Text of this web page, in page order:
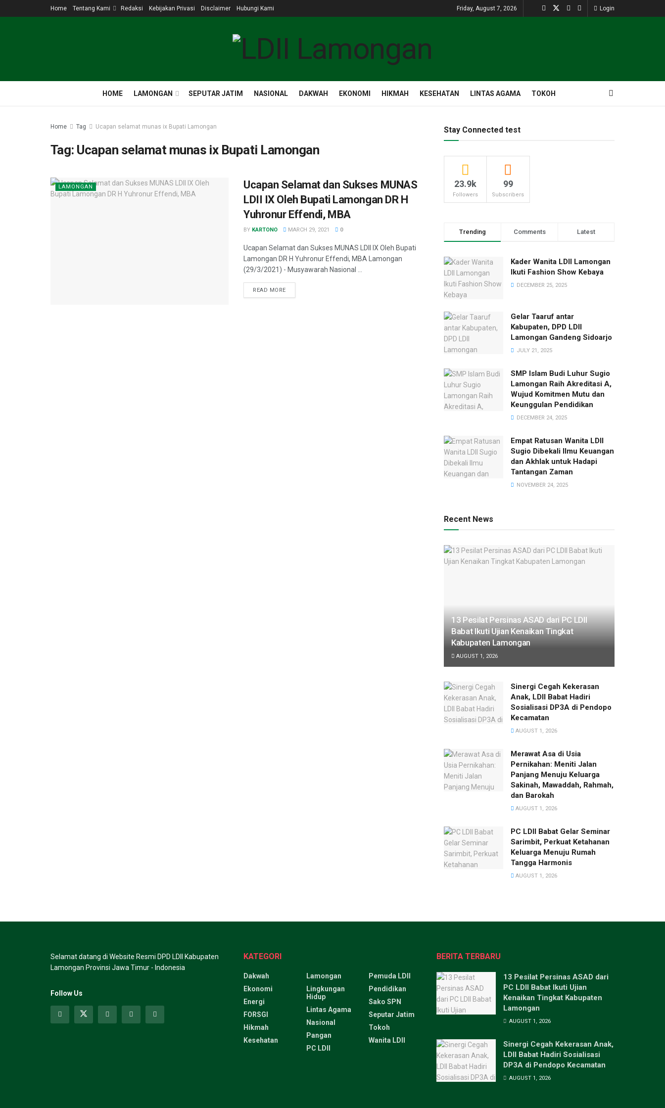
Home Tentang Kami Redaksi Kebijakan Privasi Disclaimer Hubungi Kami Friday, August 7, 2026 Login
HOME LAMONGAN SEPUTAR JATIM NASIONAL DAKWAH EKONOMI HIKMAH KESEHATAN LINTAS AGAMA TOKOH
Home Tag Ucapan selamat munas ix Bupati Lamongan
Tag: Ucapan selamat munas ix Bupati Lamongan
LAMONGAN
Ucapan Selamat dan Sukses MUNAS
LDII IX Oleh Bupati Lamongan DR H
Yuhronur Effendi, MBA
BY KARTONO MARCH 29, 2021 0
Ucapan Selamat dan Sukses MUNAS LDII IX Oleh Bupati
Lamongan DR H Yuhronur Effendi, MBA Lamongan
(29/3/2021) - Musyawarah Nasional ...
READ MORE
Stay Connected test
23.9k
Followers
99
Subscribers
Trending Comments Latest
Kader Wanita LDII Lamongan
Ikuti Fashion Show Kebaya
DECEMBER 25, 2025
Gelar Taaruf antar
Kabupaten, DPD LDII
Lamongan Gandeng Sidoarjo
JULY 21, 2025
SMP Islam Budi Luhur Sugio
Lamongan Raih Akreditasi A,
Wujud Komitmen Mutu dan
Keunggulan Pendidikan
DECEMBER 24, 2025
Empat Ratusan Wanita LDII
Sugio Dibekali Ilmu Keuangan
dan Akhlak untuk Hadapi
Tantangan Zaman
NOVEMBER 24, 2025
Recent News
13 Pesilat Persinas ASAD dari PC LDII
Babat Ikuti Ujian Kenaikan Tingkat
Kabupaten Lamongan
AUGUST 1, 2026
Sinergi Cegah Kekerasan
Anak, LDII Babat Hadiri
Sosialisasi DP3A di Pendopo
Kecamatan
AUGUST 1, 2026
Merawat Asa di Usia
Pernikahan: Meniti Jalan
Panjang Menuju Keluarga
Sakinah, Mawaddah, Rahmah,
dan Barokah
AUGUST 1, 2026
PC LDII Babat Gelar Seminar
Sarimbit, Perkuat Ketahanan
Keluarga Menuju Rumah
Tangga Harmonis
AUGUST 1, 2026
Selamat datang di Website Resmi DPD LDII Kabupaten
Lamongan Provinsi Jawa Timur - Indonesia
Follow Us
KATEGORI
Dakwah
Ekonomi
Energi
FORSGI
Hikmah
Kesehatan
Lamongan
Lingkungan
Hidup
Lintas Agama
Nasional
Pangan
PC LDII
Pemuda LDII
Pendidikan
Sako SPN
Seputar Jatim
Tokoh
Wanita LDII
BERITA TERBARU
13 Pesilat Persinas ASAD dari
PC LDII Babat Ikuti Ujian
Kenaikan Tingkat Kabupaten
Lamongan
AUGUST 1, 2026
Sinergi Cegah Kekerasan Anak,
LDII Babat Hadiri Sosialisasi
DP3A di Pendopo Kecamatan
AUGUST 1, 2026